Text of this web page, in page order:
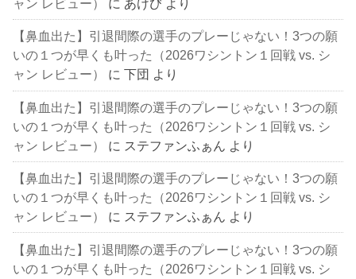
ャン レビュー）
に あけび より
【鼻血出た】引退間際の選手のプレーじゃない！3つの願
いの１つが早くも叶った（2026ワシントン１回戦 vs. シ
ャン レビュー）
に下団 より
【鼻血出た】引退間際の選手のプレーじゃない！3つの願
いの１つが早くも叶った（2026ワシントン１回戦 vs. シ
ャン レビュー）
に ステファンふぁん より
【鼻血出た】引退間際の選手のプレーじゃない！3つの願
いの１つが早くも叶った（2026ワシントン１回戦 vs. シ
ャン レビュー）
に ステファンふぁん より
【鼻血出た】引退間際の選手のプレーじゃない！3つの願
いの１つが早くも叶った（2026ワシントン１回戦 vs. シ